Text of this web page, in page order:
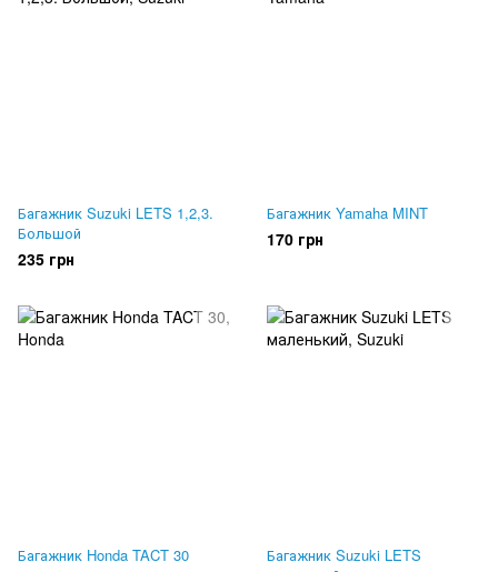
Багажник Suzuki LETS 1,2,3.
Большой
235 грн
Багажник Yamaha MINT
170 грн
Багажник Honda TACT 30
Багажник Suzuki LETS